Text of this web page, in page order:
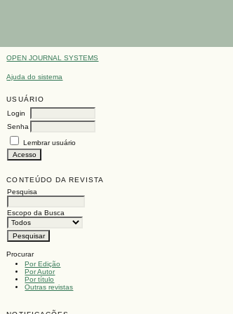
OPEN JOURNAL SYSTEMS
Ajuda do sistema
USUÁRIO
Login
Senha
Lembrar usuário
CONTEÚDO DA REVISTA
Pesquisa
Escopo da Busca
Procurar
Por Edição
Por Autor
Por título
Outras revistas